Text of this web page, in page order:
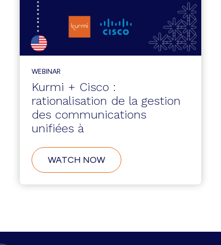
WEBINAR
Kurmi + Cisco :
rationalisation de la gestion
des communications
unifiées à
WATCH NOW